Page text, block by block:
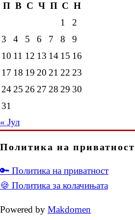
П В С Ч П С Н
1
2
3
4 5 6 7 8
9
10 11 12 13 14 15 16
17 18 19 20 21 22 23
24 25 26 27 28 29 30
31
« Јул
Политика на приватност
🔑 Политика на приватност
🍪 Политика за колачињата
Powered by Makdomen